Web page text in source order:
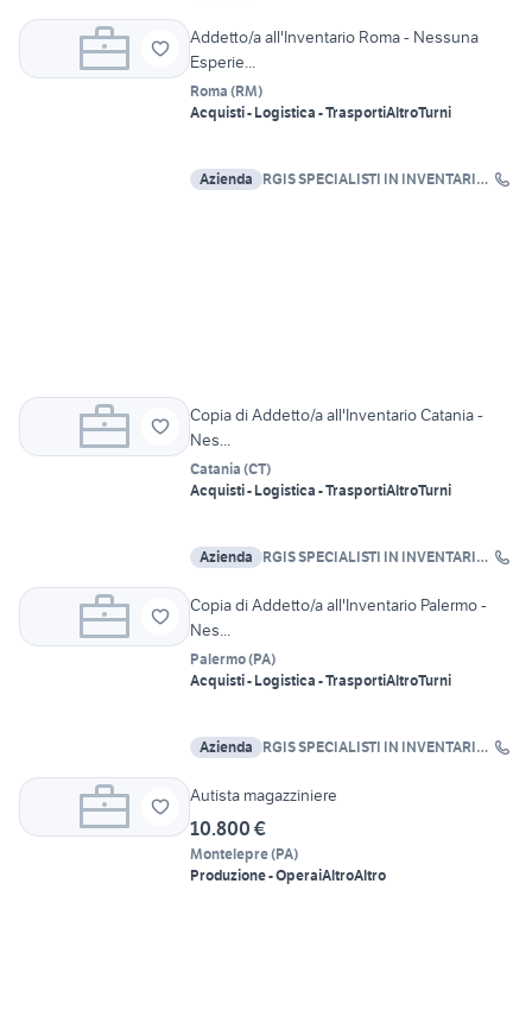
Addetto/a all'Inventario Roma - Nessuna
Esperie...
Roma (RM)
Acquisti - Logistica - TrasportiAltroTurni
Azienda
RGIS SPECIALISTI IN INVENTARI
Copia di Addetto/a all'Inventario Catania -
Nes...
Catania (CT)
Acquisti - Logistica - TrasportiAltroTurni
Azienda
RGIS SPECIALISTI IN INVENTARI
Copia di Addetto/a all'Inventario Palermo -
Nes...
Palermo(PA)
Acquisti - Logistica - TrasportiAltroTurni
Azienda
RGIS SPECIALISTI IN INVENTARI
Autista magazziniere
10.800 €
Montelepre(PA)
Produzione - OperaiAltroAltro